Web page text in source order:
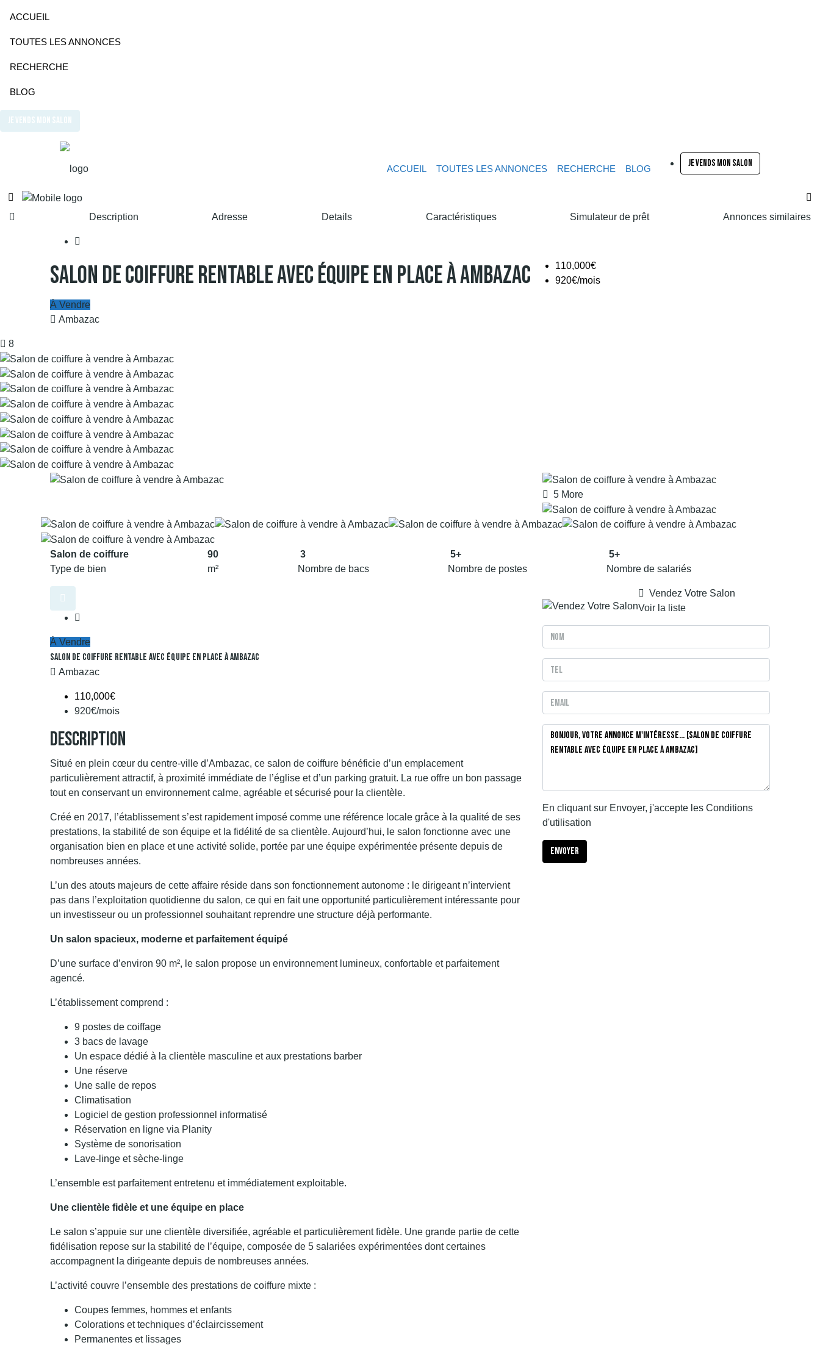
ACCUEIL
TOUTES LES ANNONCES
RECHERCHE
BLOG
JE VENDS MON SALON
ACCUEIL TOUTES LES ANNONCES RECHERCHE BLOG JE VENDS MON SALON
Description Adresse Details Caractéristiques Simulateur de prêt Annonces similaires
Salon De Coiffure Rentable Avec Équipe En Place À Ambazac
110,000€
920€/mois
À Vendre
Ambazac
8
5 More
Salon de coiffure
Type de bien
90
m²
3
Nombre de bacs
5+
Nombre de postes
5+
Nombre de salariés
À Vendre
Salon De Coiffure Rentable Avec Équipe En Place À Ambazac
Ambazac
110,000€
920€/mois
Description
Situé en plein cœur du centre-ville d’Ambazac, ce salon de coiffure bénéficie d’un emplacement
particulièrement attractif, à proximité immédiate de l’église et d’un parking gratuit. La rue offre un bon passage
tout en conservant un environnement calme, agréable et sécurisé pour la clientèle.
Créé en 2017, l’établissement s’est rapidement imposé comme une référence locale grâce à la qualité de ses
prestations, la stabilité de son équipe et la fidélité de sa clientèle. Aujourd’hui, le salon fonctionne avec une
organisation bien en place et une activité solide, portée par une équipe expérimentée présente depuis de
nombreuses années.
L’un des atouts majeurs de cette affaire réside dans son fonctionnement autonome : le dirigeant n’intervient
pas dans l’exploitation quotidienne du salon, ce qui en fait une opportunité particulièrement intéressante pour
un investisseur ou un professionnel souhaitant reprendre une structure déjà performante.
Un salon spacieux, moderne et parfaitement équipé
D’une surface d’environ 90 m², le salon propose un environnement lumineux, confortable et parfaitement
agencé.
L’établissement comprend :
9 postes de coiffage
3 bacs de lavage
Un espace dédié à la clientèle masculine et aux prestations barber
Une réserve
Une salle de repos
Climatisation
Logiciel de gestion professionnel informatisé
Réservation en ligne via Planity
Système de sonorisation
Lave-linge et sèche-linge
L’ensemble est parfaitement entretenu et immédiatement exploitable.
Une clientèle fidèle et une équipe en place
Le salon s’appuie sur une clientèle diversifiée, agréable et particulièrement fidèle. Une grande partie de cette
fidélisation repose sur la stabilité de l’équipe, composée de 5 salariées expérimentées dont certaines
accompagnent la dirigeante depuis de nombreuses années.
L’activité couvre l’ensemble des prestations de coiffure mixte :
Coupes femmes, hommes et enfants
Colorations et techniques d’éclaircissement
Permanentes et lissages
Vendez Votre Salon
Voir la liste
En cliquant sur Envoyer, j'accepte les Conditions
d'utilisation
Envoyer